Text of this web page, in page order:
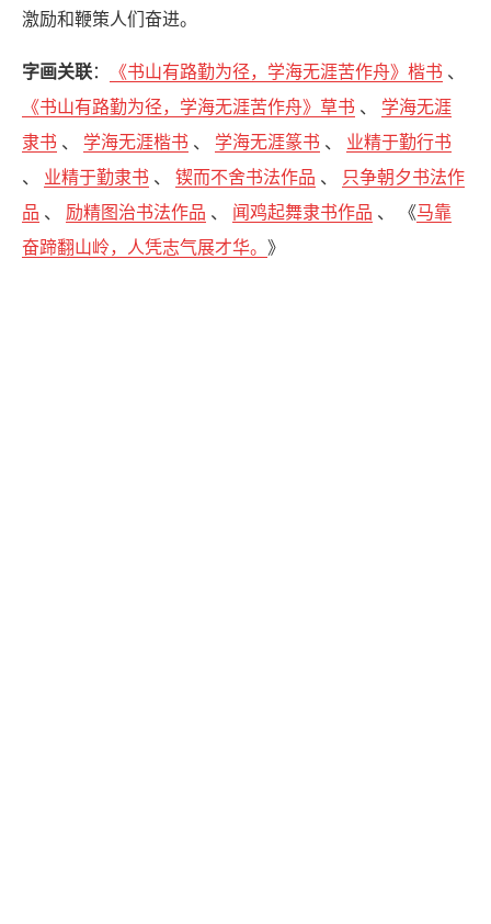
激励和鞭策人们奋进。
字画关联： 《书山有路勤为径，学海无涯苦作舟》楷书 、
《书山有路勤为径，学海无涯苦作舟》草书 、 学海无涯
隶书 、 学海无涯楷书 、 学海无涯篆书 、 业精于勤行书
、 业精于勤隶书 、锲而不舍书法作品 、 只争朝夕书法作
品 、 励精图治书法作品 、 闻鸡起舞隶书作品 、 《马靠
奋蹄翻山岭，人凭志气展才华。 》